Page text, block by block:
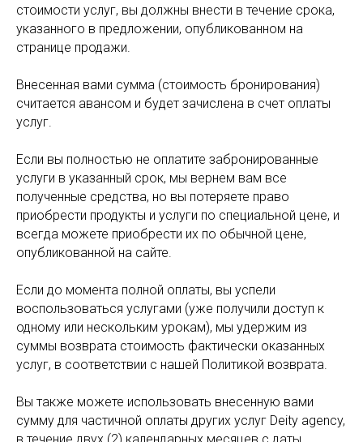
стоимости услуг, вы должны внести в течение срока,
указанного в предложении, опубликованном на
странице продажи.
Внесенная вами сумма (стоимость бронирования)
считается авансом и будет зачислена в счет оплаты
услуг.
Если вы полностью не оплатите забронированные
услуги в указанный срок, мы вернем вам все
полученные средства, но вы потеряете право
приобрести продукты и услуги по специальной цене, и
всегда можете приобрести их по обычной цене,
опубликованной на сайте.
Если до момента полной оплаты, вы успели
воспользоваться услугами (уже получили доступ к
одному или нескольким урокам), мы удержим из
суммы возврата стоимость фактически оказанных
услуг, в соответствии с нашей Политикой возврата.
Вы также можете использовать внесенную вами
сумму для частичной оплаты других услуг Deity agency,